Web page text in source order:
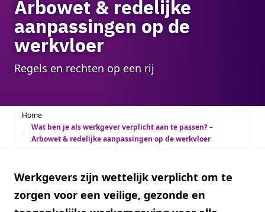
Arbowet & redelijke
aanpassingen op de
werkvloer
Regels en rechten op een rij
Home
Wat ben je als werkgever verplicht aan te passen? –
Arbowet & redelijke aanpassingen op de werkvloer
Werkgevers zijn wettelijk verplicht om te
zorgen voor een veilige, gezonde en